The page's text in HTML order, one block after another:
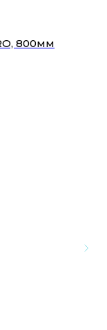
800мм